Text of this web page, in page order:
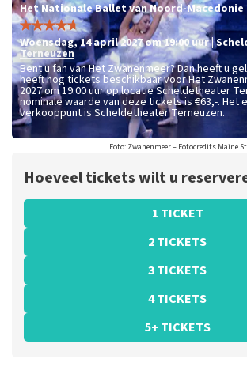
Het Nationale Ballet van Noord-Macedonie
woensdag,14 april 2027 om 19:00uur|
Terneuzen
Bent u fan van Het Zwanenmeer? Dan heeft u
heeft nog tickets beschikbaar voor Het
2027 om 19:00 uur op locatie Scheldetheater
nominale waarde van deze tickets is €63,-. Het
verkooppunt is Scheldetheater Terneuzen.
Foto: Zwanenmeer – Fotocredits Maine
Hoeveel tickets wilt u
1 TICKET
2 TICKETS
3 TICKETS
4 TICKETS
5+ TICKETS